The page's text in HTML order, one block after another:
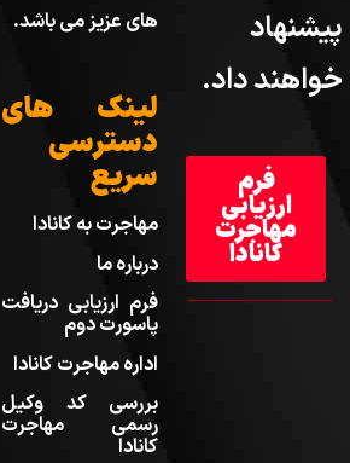
پیشنهاد
خواهند داد.
فرم
ارزیابی
مهاجرت
کانادا
های عزیز می باشد.
لینک های
دسترسی
سریع
مهاجرت به کانادا
درباره ما
فرم ارزیابی دریافت
پاسورت دوم
اداره مهاجرت کانادا
بررسی کد وکیل
رسمی مهاجرت
کانادا